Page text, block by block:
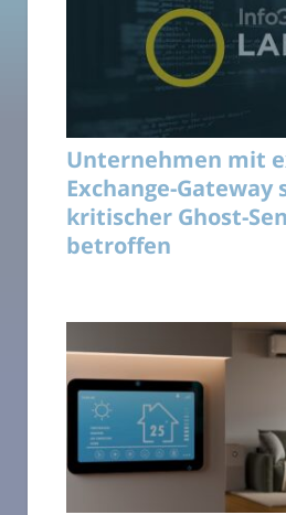
Unternehmen mit
Exchange-Gateway
kritischer Ghost-
betroffen